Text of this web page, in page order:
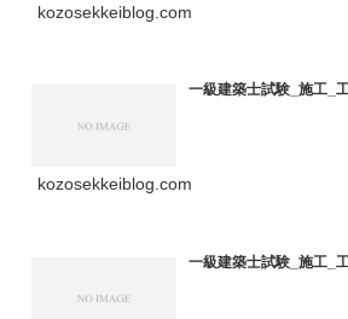
kozosekkeiblog.com
一級建築士試験_施工_
kozosekkeiblog.com
一級建築士試験_施工_